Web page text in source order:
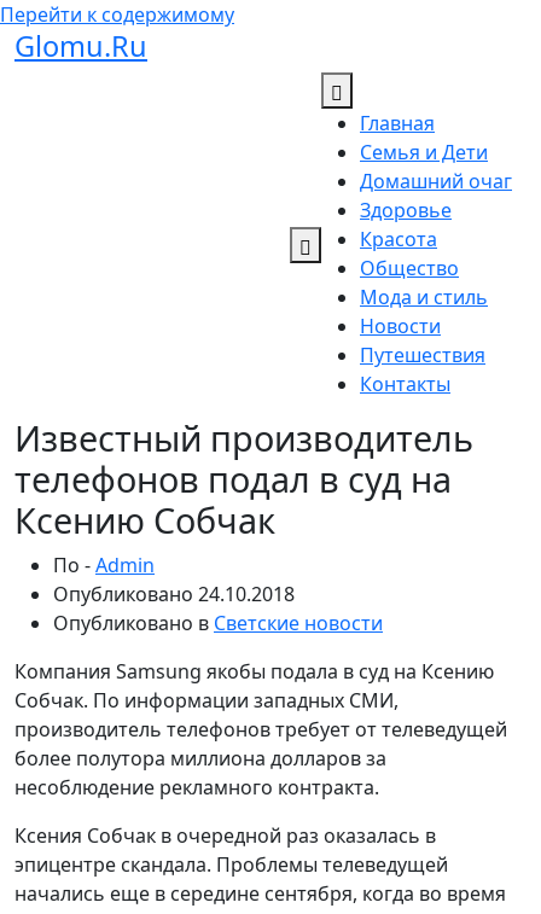
Перейти к содержимому
Glomu.Ru
Главная
Семья и Дети
Домашний очаг
Здоровье
Красота
Общество
Мода и стиль
Новости
Путешествия
Контакты
Известный производитель
телефонов подал в суд на
Ксению Собчак
По -Admin
Опубликовано 24.10.2018
Опубликовано в Светские новости
Компания Samsung якобы подала в суд на Ксению
Собчак. По информации западных СМИ,
производитель телефонов требует от телеведущей
более полутора миллиона долларов за
несоблюдение рекламного контракта.
Ксения Собчак в очередной раз оказалась в
эпицентре скандала. Проблемы телеведущей
начались еще в середине сентября, когда во время